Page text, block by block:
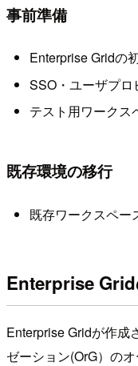
事前準備
Enterprise Gridの
SSO・ユーザプ
テスト用ワークス
既存環境の移行
既存ワークスペー
Enterprise
Enterprise Gridが作成
ゼーション(OrG）の